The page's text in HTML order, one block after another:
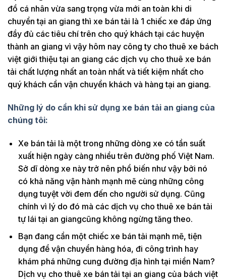
đồ cá nhân vừa sang trọng vừa mới an toàn khi di
chuyển tại an giang thì xe bán tải là 1 chiếc xe đáp ứng
đầy đủ các tiêu chí trên cho quý khách tại các huyện
thành an giang vì vậy hôm nay công ty cho thuê xe bách
việt giới thiệu tại an giang các dịch vụ cho thuê xe bán
tải chất lượng nhất an toàn nhất và tiết kiệm nhất cho
quý khách cần vận chuyển khách và hàng tại an giang.
Những lý do cần khi sử dụng xe bán tải an giang của
chúng tôi:
Xe bán tải là một trong những dòng xe có tần suất
xuất hiện ngày càng nhiều trên đường phố Việt Nam.
Sở dĩ dòng xe này trở nên phổ biến như vậy bởi nó
có khả năng vận hành mạnh mẽ cùng những công
dụng tuyệt vời đem đến cho người sử dụng. Cũng
chính vì lý do đó mà các dịch vụ cho thuê xe bán tải
tự lái tại an giangcũng không ngừng tăng theo.
Bạn đang cần một chiếc xe bán tải mạnh mẽ, tiện
dụng để vận chuyển hàng hóa, đi công trình hay
khám phá những cung đường địa hình tại miền Nam?
Dịch vụ cho thuê xe bán tải tại an giang của bách việt